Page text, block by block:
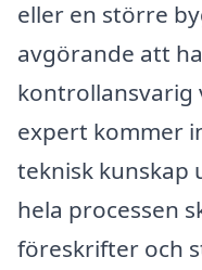
eller en större
avgörande att
kontrollansvarig
expert kommer
teknisk kunskap
hela processen
föreskrifter och